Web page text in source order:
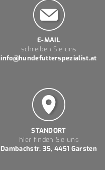
E-MAIL
schreiben Sie uns
info@hundefutterspezialist.at
STANDORT
hier finden Sie uns
Dambachstr. 35, 4451 Garsten